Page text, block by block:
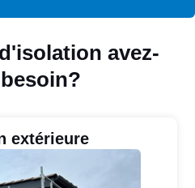
avez-
extérieure